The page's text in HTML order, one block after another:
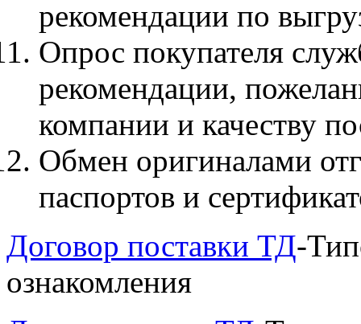
рекомендации по
Опрос покупателя
рекомендации,
компании и качеству
Обмен оригиналами
паспортов и
Договор поставки ТД-
ознакомления